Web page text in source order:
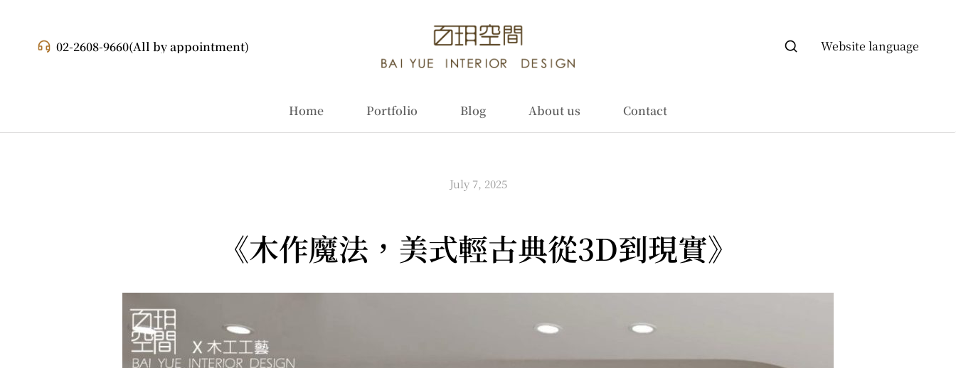
02-2608-9660(All by appointment) Website language
Home Portfolio Blog About us Contact
July 7, 2025
《木作魔法，美式輕古典從3D到現實》